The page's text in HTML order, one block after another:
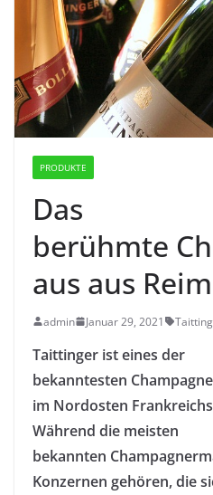
PRODUKTE
Das
berühmte
aus aus
admin Januar 29, 2021
Taittinger ist eines der
bekanntesten
im Nordosten
Während die meisten
bekannten
Konzernen gehören, die